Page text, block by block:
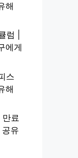
해
럼 |
에게
스
해
료
유